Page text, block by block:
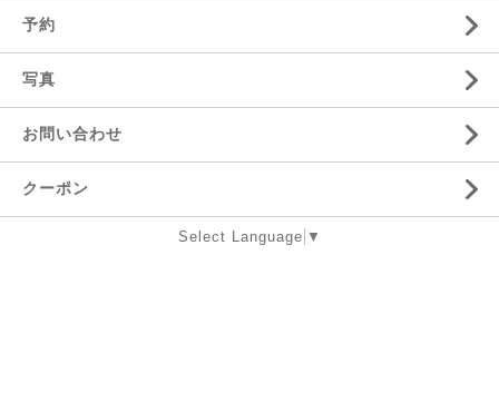
予約
写真
お問い合わせ
クーポン
Select Language ▼